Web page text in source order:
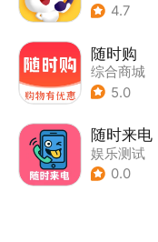
4.7
随时购
综合商城
5.0
随时来电
娱乐测试
0.0